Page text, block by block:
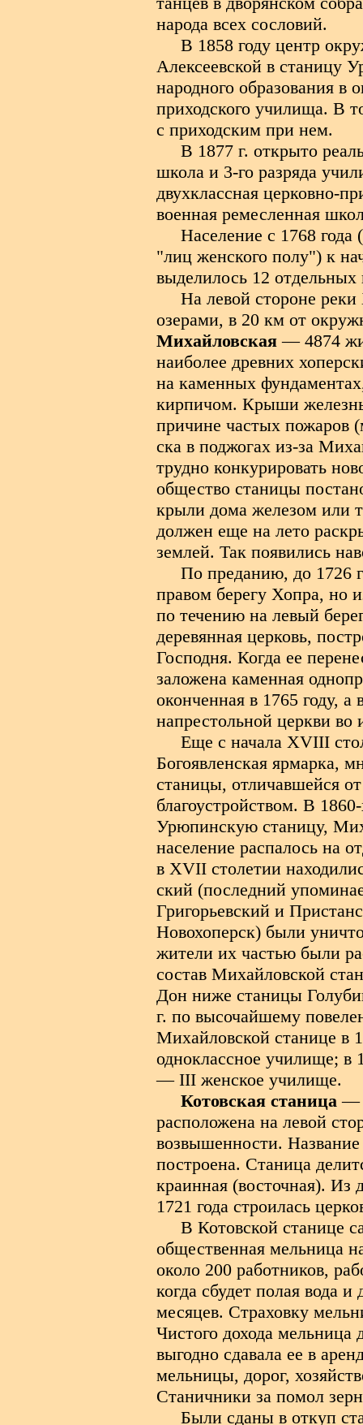
народа всех сословий.
В 1858 году центр
Алексеевской в станицу
народного образования в
приходского училища. В
с приходским при нем.
В 1877 г. открыто
школа и 3-го разряда
двухклассная церковно-
военная ремесленная
Население с 1768
"лиц женского полу") к
выделилось 12
На левой стороне
озерами, в 20 км от
Михайловская — 4874
наиболее древних
на каменных
кирпичом. Крыши
причине частых пожаров
ска в поджогах из-за
трудно конкурировать
общество станицы
крыли дома железом или
должен еще на лето
землей. Так появились
По преданию, до 1726
правом берегу Хопра, но
по течению на левый
деревянная церковь,
Господня. Когда ее
заложена каменная
оконченная в 1765 году,
напрестольной церкви во
Еще с начала XVIII
Богоявленская ярмарка,
станицы, отличавшейся
благоустройством. В
Урюпинскую станицу,
население распалось на
в XVII столетии
ский (последний
Григорьевский и
Новохоперск) были
жители их частью были
состав Михайловской
Дон ниже станицы
г. по высочайшему
Михайловской станице в
одноклассное училище; в
— III женское училище.
Котовская станица —
расположена на левой
возвышенности.
построена. Станица
краинная (восточная). Из
1721 года строилась
В Котовской станице
общественная мельница
около 200 работников,
когда сбудет полая вода
месяцев. Страховку
Чистого дохода мельница
выгодно сдавала ее в
мельницы, дорог,
Станичники за помол
Были сданы в откуп